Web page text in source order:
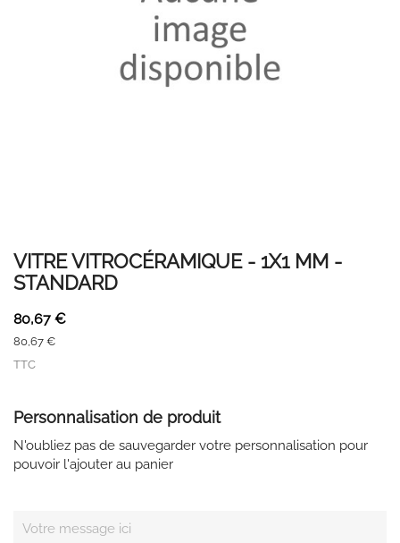
VITRE VITROCÉRAMIQUE - 1X1 MM -
STANDARD
80,67 €
80,67 €
TTC
Personnalisation de produit
N'oubliez pas de sauvegarder votre personnalisation pour
pouvoir l'ajouter au panier